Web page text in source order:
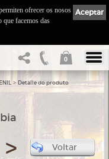
0
> Detalle do produto
> Voltar
Aceptar
ofrecer os nosos
que facemos das